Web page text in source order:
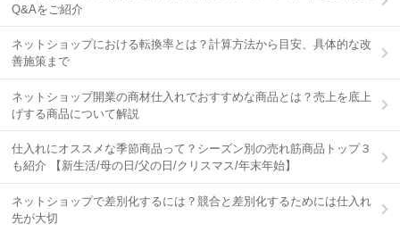
Q&Aをご紹介
ネットショップにおける転換率とは？計算方法から目安、具体的な改
善施策まで
ネットショップ開業の商材仕入れでおすすめな商品とは？売上を底上
げする商品について解説
仕入れにオススメな季節商品って？シーズン別の売れ筋商品トップ３
も紹介 【新生活/母の日/父の日/クリスマス/年末年始】
ネットショップで差別化するには？競合と差別化するためには仕入れ
先が大切